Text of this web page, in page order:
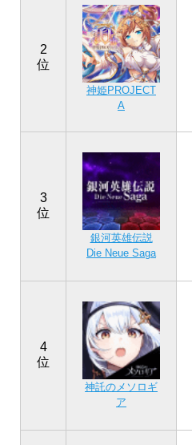
2
位
神姫PROJECT
A
3
位
銀河英雄伝説
Die Neue Saga
4
位
神託のメソロギ
ア